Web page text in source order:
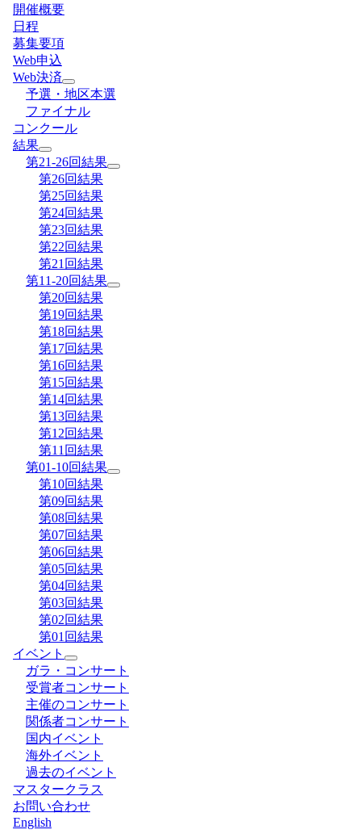
開催概要
日程
募集要項
Web申込
Web決済
予選・地区本選
ファイナル
コンクール
結果
第21-26回結果
第26回結果
第25回結果
第24回結果
第23回結果
第22回結果
第21回結果
第11-20回結果
第20回結果
第19回結果
第18回結果
第17回結果
第16回結果
第15回結果
第14回結果
第13回結果
第12回結果
第11回結果
第01-10回結果
第10回結果
第09回結果
第08回結果
第07回結果
第06回結果
第05回結果
第04回結果
第03回結果
第02回結果
第01回結果
イベント
ガラ・コンサート
受賞者コンサート
主催のコンサート
関係者コンサート
国内イベント
海外イベント
過去のイベント
マスタークラス
お問い合わせ
English